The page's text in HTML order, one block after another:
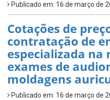
Publicado em: 16 de março de
Cotações de
contratação de
especializada na
exames de
moldagens
Publicado em: 16 de março de